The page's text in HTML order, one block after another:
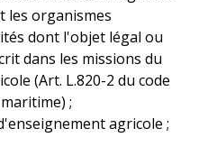
les organismes
dont l'objet légal ou
dans les missions du
(Art. L.820-2 du code
;
agricole ;